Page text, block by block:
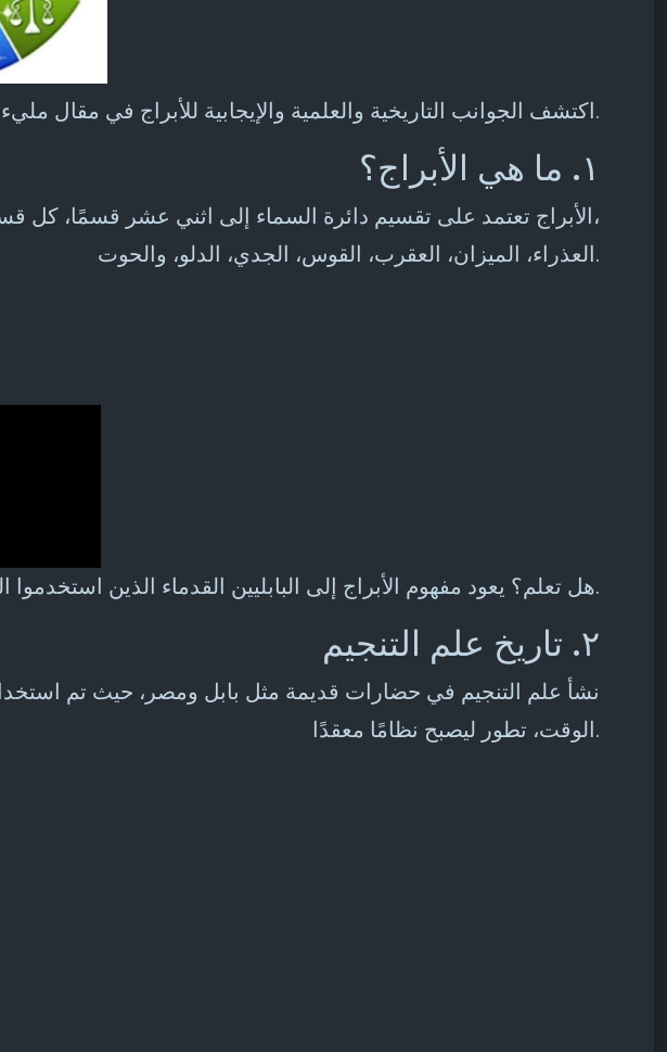
اكتشف الجوانب التاريخية والعلمية والإيجابية للأبراج في مقال مليء بالإلهام والسعادة.
١. ما هي الأبراج؟
الأبراج تعتمد على تقسيم دائرة السماء إلى اثني عشر قسمًا، كل قسم يرتبط بكوكبة معينة. تشمل الأبراج الحمل، الثور، الجوزاء، السرطان، الأسد،
العذراء، الميزان، العقرب، القوس، الجدي، الدلو، والحوت.
هل تعلم؟ يعود مفهوم الأبراج إلى البابليين القدماء الذين استخدموا النجوم لتقسيم السماء وتحديد الفصول.
٢. تاريخ علم التنجيم
نشأ علم التنجيم في حضارات قديمة مثل بابل ومصر، حيث تم
الوقت، تطور ليصبح نظامًا معقدًا.